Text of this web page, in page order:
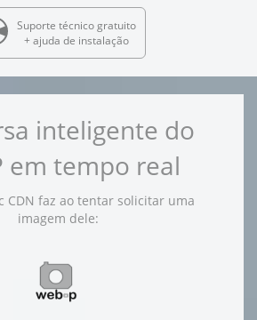
Suporte técnico gratuito
+ ajuda de instalação
inteligente do
em tempo real
CDN faz ao tentar solicitar uma
imagem dele: